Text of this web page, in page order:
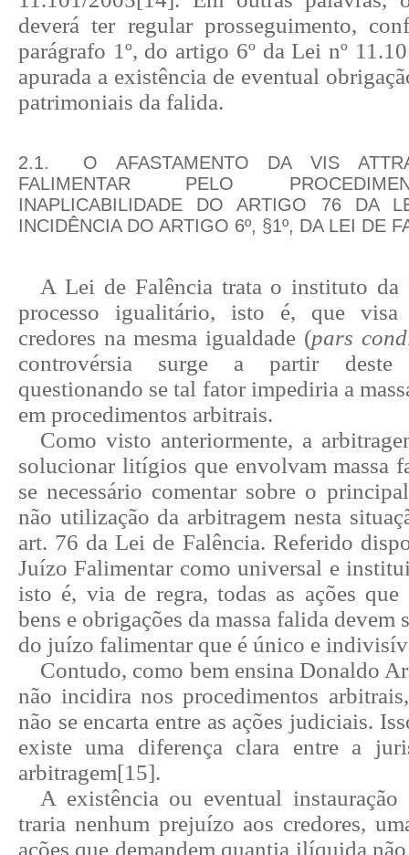
deverá ter regular prosseguimento,
parágrafo 1º, do artigo 6º da Lei nº
apurada a existência de eventual
patrimoniais da falida.
2.1.
O AFASTAMENTO DA VIS
FALIMENTAR PELO
INAPLICABILIDADE DO ARTIGO 76 DA
INCIDÊNCIA DO ARTIGO 6º, §1º, DA LEI DE
A Lei de Falência trata o instituto da
processo igualitário, isto é, que
credores na mesma igualdade (pars
controvérsia surge a partir deste
questionando se tal fator impediria a
em procedimentos arbitrais.
Como visto anteriormente, a
solucionar litígios que envolvam massa
se necessário comentar sobre o
não utilização da arbitragem nesta
art. 76 da Lei de Falência. Referido
Juízo Falimentar como universal e
isto é, via de regra, todas as ações
bens e obrigações da massa falida devem
do juízo falimentar que é único e
Contudo, como bem ensina Donaldo
não incidira nos procedimentos
não se encarta entre as ações judiciais.
existe uma diferença clara entre a
arbitragem[15].
A existência ou eventual instauração
traria nenhum prejuízo aos credores,
ações que demandem quantia ilíquida